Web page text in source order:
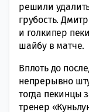
решили
грубость.
и голкипер
шайбу в матче.
Вплоть до
непрерывно
тогда пекинцы
тренер